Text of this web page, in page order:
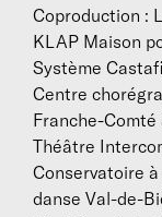
allant toujours
que lui propose
du rythme et la
également une
Après des
forme au
Coproduction :
KLAP Maison
Système
Centre
Franche-
Théâtre
Conservatoire
danse Val-de-